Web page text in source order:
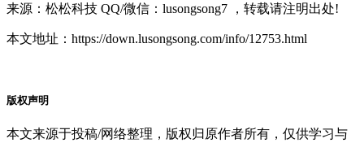
来源：松松科技 QQ/微信：lusongsong7 ，转载请注明出处!
本文地址：https://down.lusongsong.com/info/12753.html
版权声明
本文来源于投稿/网络整理，版权归原作者所有，仅供学习与